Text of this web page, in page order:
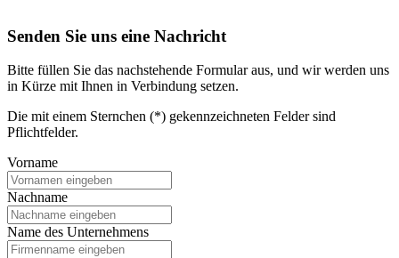
Senden Sie uns eine Nachricht
Bitte füllen Sie das nachstehende Formular aus, und wir werden uns
in Kürze mit Ihnen in Verbindung setzen.
Die mit einem Sternchen (*) gekennzeichneten Felder sind
Pflichtfelder.
Vorname
Nachname
Name des Unternehmens